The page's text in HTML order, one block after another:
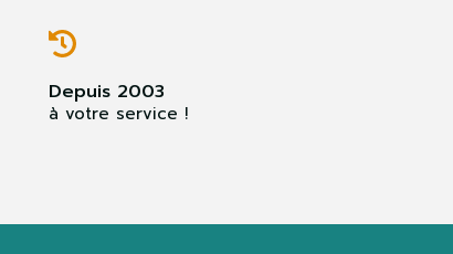
Depuis 2003
à votre service !